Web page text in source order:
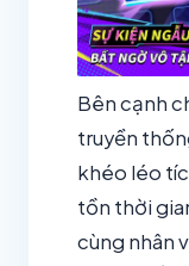
Bên cạnh
truyền
khéo léo
tồn thời
cùng nhân